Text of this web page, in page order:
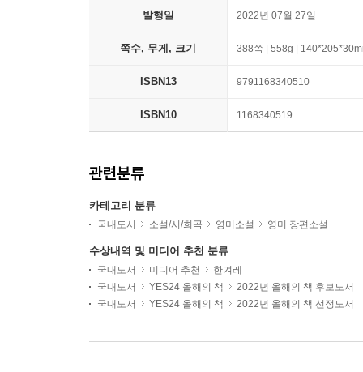
발행일 2022년 07월 27일
쪽수, 무게, 크기 388쪽 | 558g |
ISBN13 9791168340510
ISBN10 1168340519
관련분류
카테고리 분류
국내도서 소설/시/희곡 영미소설 영미 장편소설
수상내역 및 미디어 추천 분류
국내도서 미디어 추천
한겨레
국내도서
YES24 올해의 책
2022년 올해의 책 후보도서
국내도서
YES24 올해의 책 2022년 올해의 책 선정도서